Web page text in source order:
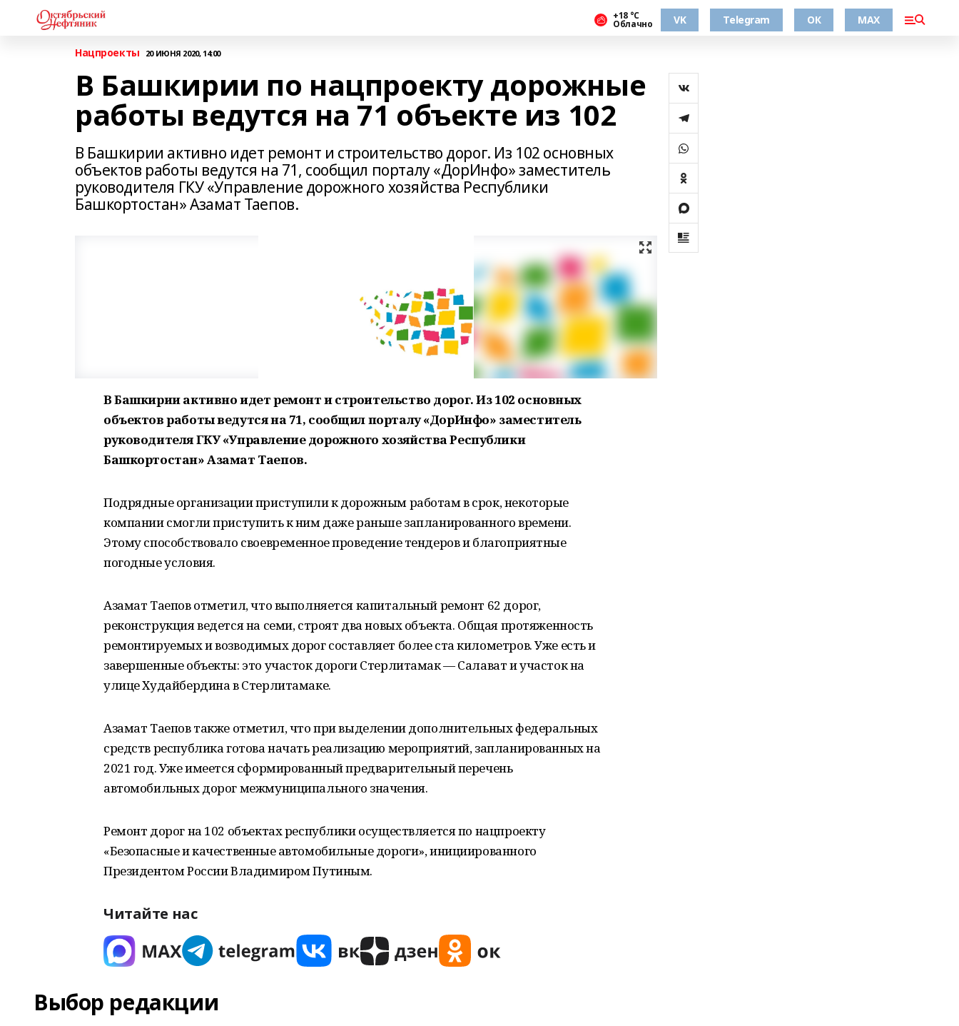
+18 °С
Облачно VK Telegram ОК MAX
Нацпроекты 20 ИЮНЯ 2020, 14:00
В Башкирии по нацпроекту дорожные
работы ведутся на 71 объекте из 102
В Башкирии активно идет ремонт и строительство дорог. Из 102 основных
объектов работы ведутся на 71, сообщил порталу «ДорИнфо» заместитель
руководителя ГКУ «Управление дорожного хозяйства Республики
Башкортостан» Азамат Таепов.
В Башкирии активно идет ремонт и строительство дорог. Из 102 основных
объектов работы ведутся на 71, сообщил порталу «ДорИнфо» заместитель
руководителя ГКУ «Управление дорожного хозяйства Республики
Башкортостан» Азамат Таепов.
Подрядные организации приступили к дорожным работам в срок, некоторые
компании смогли приступить к ним даже раньше запланированного времени.
Этому способствовало своевременное проведение тендеров и благоприятные
погодные условия.
Азамат Таепов отметил, что выполняется капитальный ремонт 62 дорог,
реконструкция ведется на семи, строят два новых объекта. Общая протяженность
ремонтируемых и возводимых дорог составляет более ста километров. Уже есть и
завершенные объекты: это участок дороги Стерлитамак — Салават и участок на
улице Худайбердина в Стерлитамаке.
Азамат Таепов также отметил, что при выделении дополнительных федеральных
средств республика готова начать реализацию мероприятий, запланированных на
2021 год. Уже имеется сформированный предварительный перечень
автомобильных дорог межмуниципального значения.
Ремонт дорог на 102 объектах республики осуществляется по нацпроекту
«Безопасные и качественные автомобильные дороги», инициированного
Президентом России Владимиром Путиным.
Читайте нас
Выбор редакции